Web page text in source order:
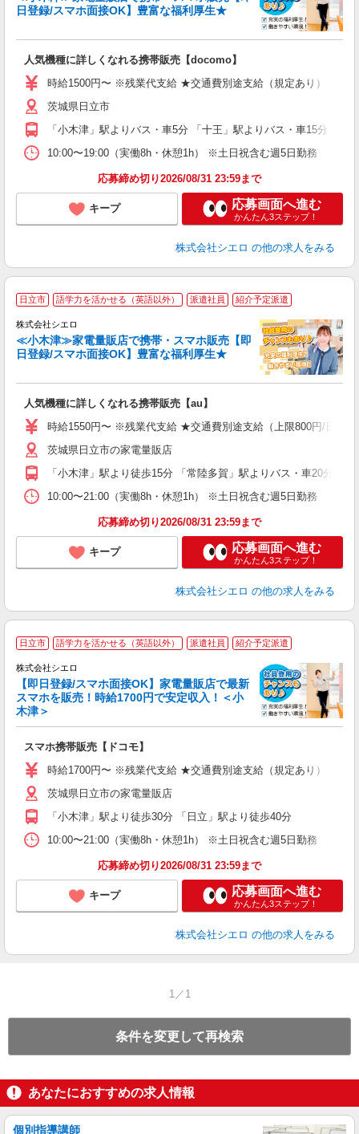
日登録/スマホ面接OK】豊富な福利厚生★
人気機種に詳しくなれる携帯販売【docomo】
時給1500円〜 ※残業代支給 ★交通費別途支給（規定あり） ゜+
茨城県日立市
「小木津」駅よりバス・車5分 「十王」駅よりバス・車15分
10:00〜19:00（実働8h・休憩1h） ※土日祝含む週5日勤務
応募締め切り2026/08/31 23:59まで
キープ 応募画面へ進む
かんたん3ステップ！
株式会社シエロ の他の求人をみる
日立市 語学力を活かせる（英語以外） 派遣社員 紹介予定派遣
株式会社シエロ
≪小木津≫家電量販店で携帯・スマホ販売【即
日登録/スマホ面接OK】豊富な福利厚生★
人気機種に詳しくなれる携帯販売【au】
時給1550円〜 ※残業代支給 ★交通費別途支給（上限800円/日）
茨城県日立市の家電量販店
「小木津」駅より徒歩15分 「常陸多賀」駅よりバス・車20分
10:00〜21:00（実働8h・休憩1h） ※土日祝含む週5日勤務
応募締め切り2026/08/31 23:59まで
キープ 応募画面へ進む
かんたん3ステップ！
株式会社シエロ の他の求人をみる
日立市 語学力を活かせる（英語以外） 派遣社員 紹介予定派遣
株式会社シエロ
【即日登録/スマホ面接OK】家電量販店で最新
スマホを販売！時給1700円で安定収入！＜小
木津＞
スマホ携帯販売【ドコモ】
時給1700円〜 ※残業代支給 ★交通費別途支給（規定あり） ゜+
茨城県日立市の家電量販店
「小木津」駅より徒歩30分 「日立」駅より徒歩40分
10:00〜21:00（実働8h・休憩1h） ※土日祝含む週5日勤務
応募締め切り2026/08/31 23:59まで
キープ 応募画面へ進む
かんたん3ステップ！
株式会社シエロ の他の求人をみる
1／1
条件を変更して再検索
あなたにおすすめの求人情報
個別指導講師